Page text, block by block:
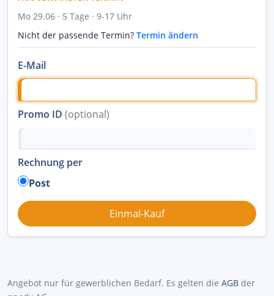
Mo 29.06 · 5 Tage · 9-17 Uhr
Nicht der passende Termin? Termin ändern
E-Mail
Promo ID (optional)
Rechnung per
Post
Angebot nur für gewerblichen Bedarf. Es gelten die AGB der